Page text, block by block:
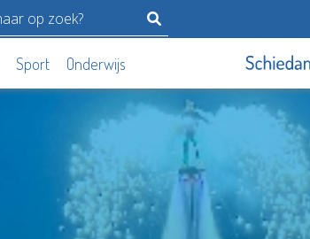
Sport Onderwijs